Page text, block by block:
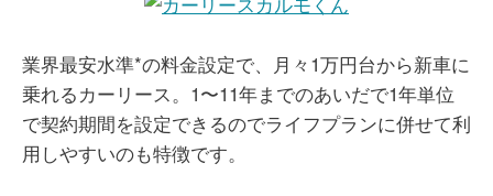
業界最安水準*の料金設定で、月々1万円台から新車に
乗れるカーリース。1〜11年までのあいだで1年単位
で契約期間を設定できるのでライフプランに併せて利
用しやすいのも特徴です。